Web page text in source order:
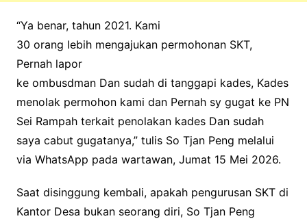
“Ya benar, tahun 2021. Kami
30 orang lebih mengajukan permohonan SKT,
Pernah lapor
ke ombusdman Dan sudah di tanggapi kades, Kades
menolak permohon kami dan Pernah sy gugat ke PN
Sei Rampah terkait penolakan kades Dan sudah
saya cabut gugatanya,” tulis So Tjan Peng melalui
via WhatsApp pada wartawan, Jumat 15 Mei 2026.
Saat disinggung kembali, apakah pengurusan SKT di
Kantor Desa bukan seorang diri, So Tjan Peng